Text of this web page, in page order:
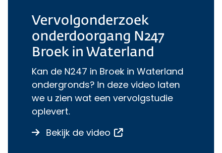
Vervolgonderzoek
onderdoorgang N247
Broek in Waterland
Kan de N247 in Broek in Waterland
ondergronds? In deze video laten
we u zien wat een vervolgstudie
oplevert.
Bekijk de video over Vervolgonderzoek